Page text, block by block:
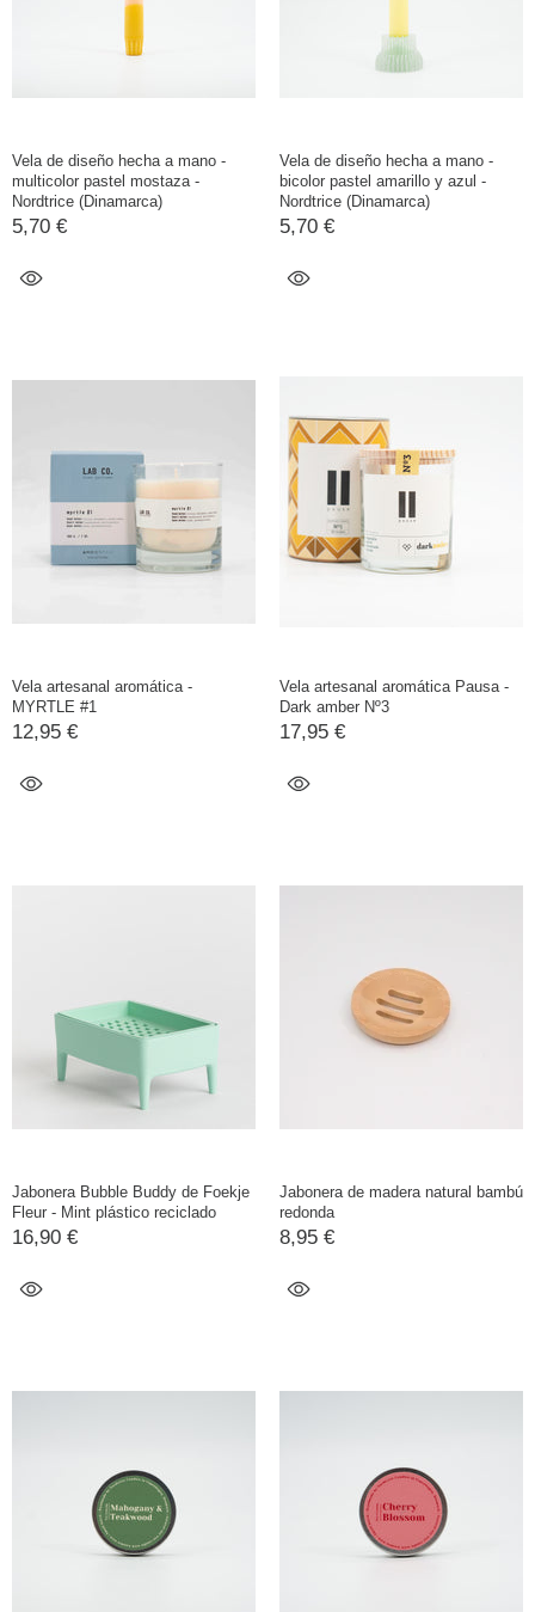
Vela de diseño hecha a mano -
multicolor pastel mostaza -
Nordtrice (Dinamarca)
5,70 €
Vela de diseño hecha a mano -
bicolor pastel amarillo y azul -
Nordtrice (Dinamarca)
5,70 €
Vela artesanal aromática -
MYRTLE #1
12,95 €
Vela artesanal aromática Pausa -
Dark amber Nº3
17,95 €
Jabonera Bubble Buddy de Foekje
Fleur - Mint plástico reciclado
16,90 €
Jabonera de madera natural bambú
redonda
8,95 €